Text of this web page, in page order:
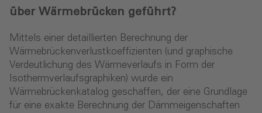
über Wärmebrücken geführt?
Mittels einer detaillierten Berechnung der
Wärmebrückenverlustkoeffizienten (und graphische
Verdeutlichung des Wärmeverlaufs in Form der
Isothermverlaufsgraphiken) wurde ein
Wärmebrückenkatalog geschaffen, der eine Grundlage
für eine exakte Berechnung der Dämmeigenschaften